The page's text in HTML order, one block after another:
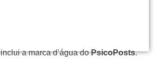
inclui a marca d’água doPsicoPosts.